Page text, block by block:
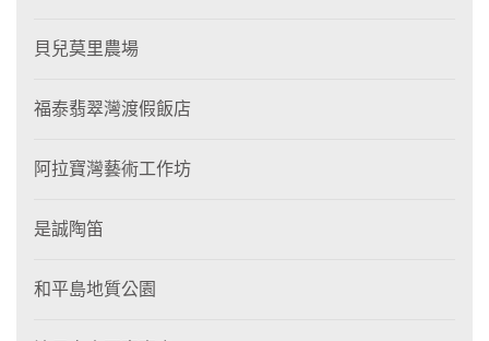
貝兒莫里農場
福泰翡翠灣渡假飯店
阿拉寶灣藝術工作坊
是誠陶笛
和平島地質公園